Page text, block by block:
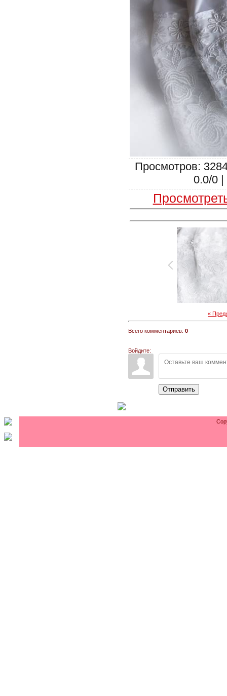
Просмотров:
0.0/0
«
Всего комментариев: 0
Войдите:
Отправить